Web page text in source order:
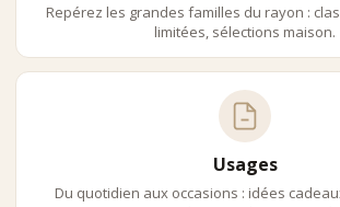
Repérez les grandes familles du rayon :
limitées, sélections maison.
Usages
Du quotidien aux occasions : idées